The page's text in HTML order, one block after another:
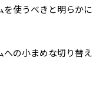
使うべきと明らかに
の小まめな切り替え